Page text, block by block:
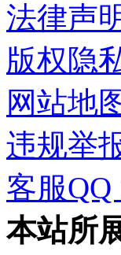
法律声
版权隐
网站地
违规举
客服QQ
本站所